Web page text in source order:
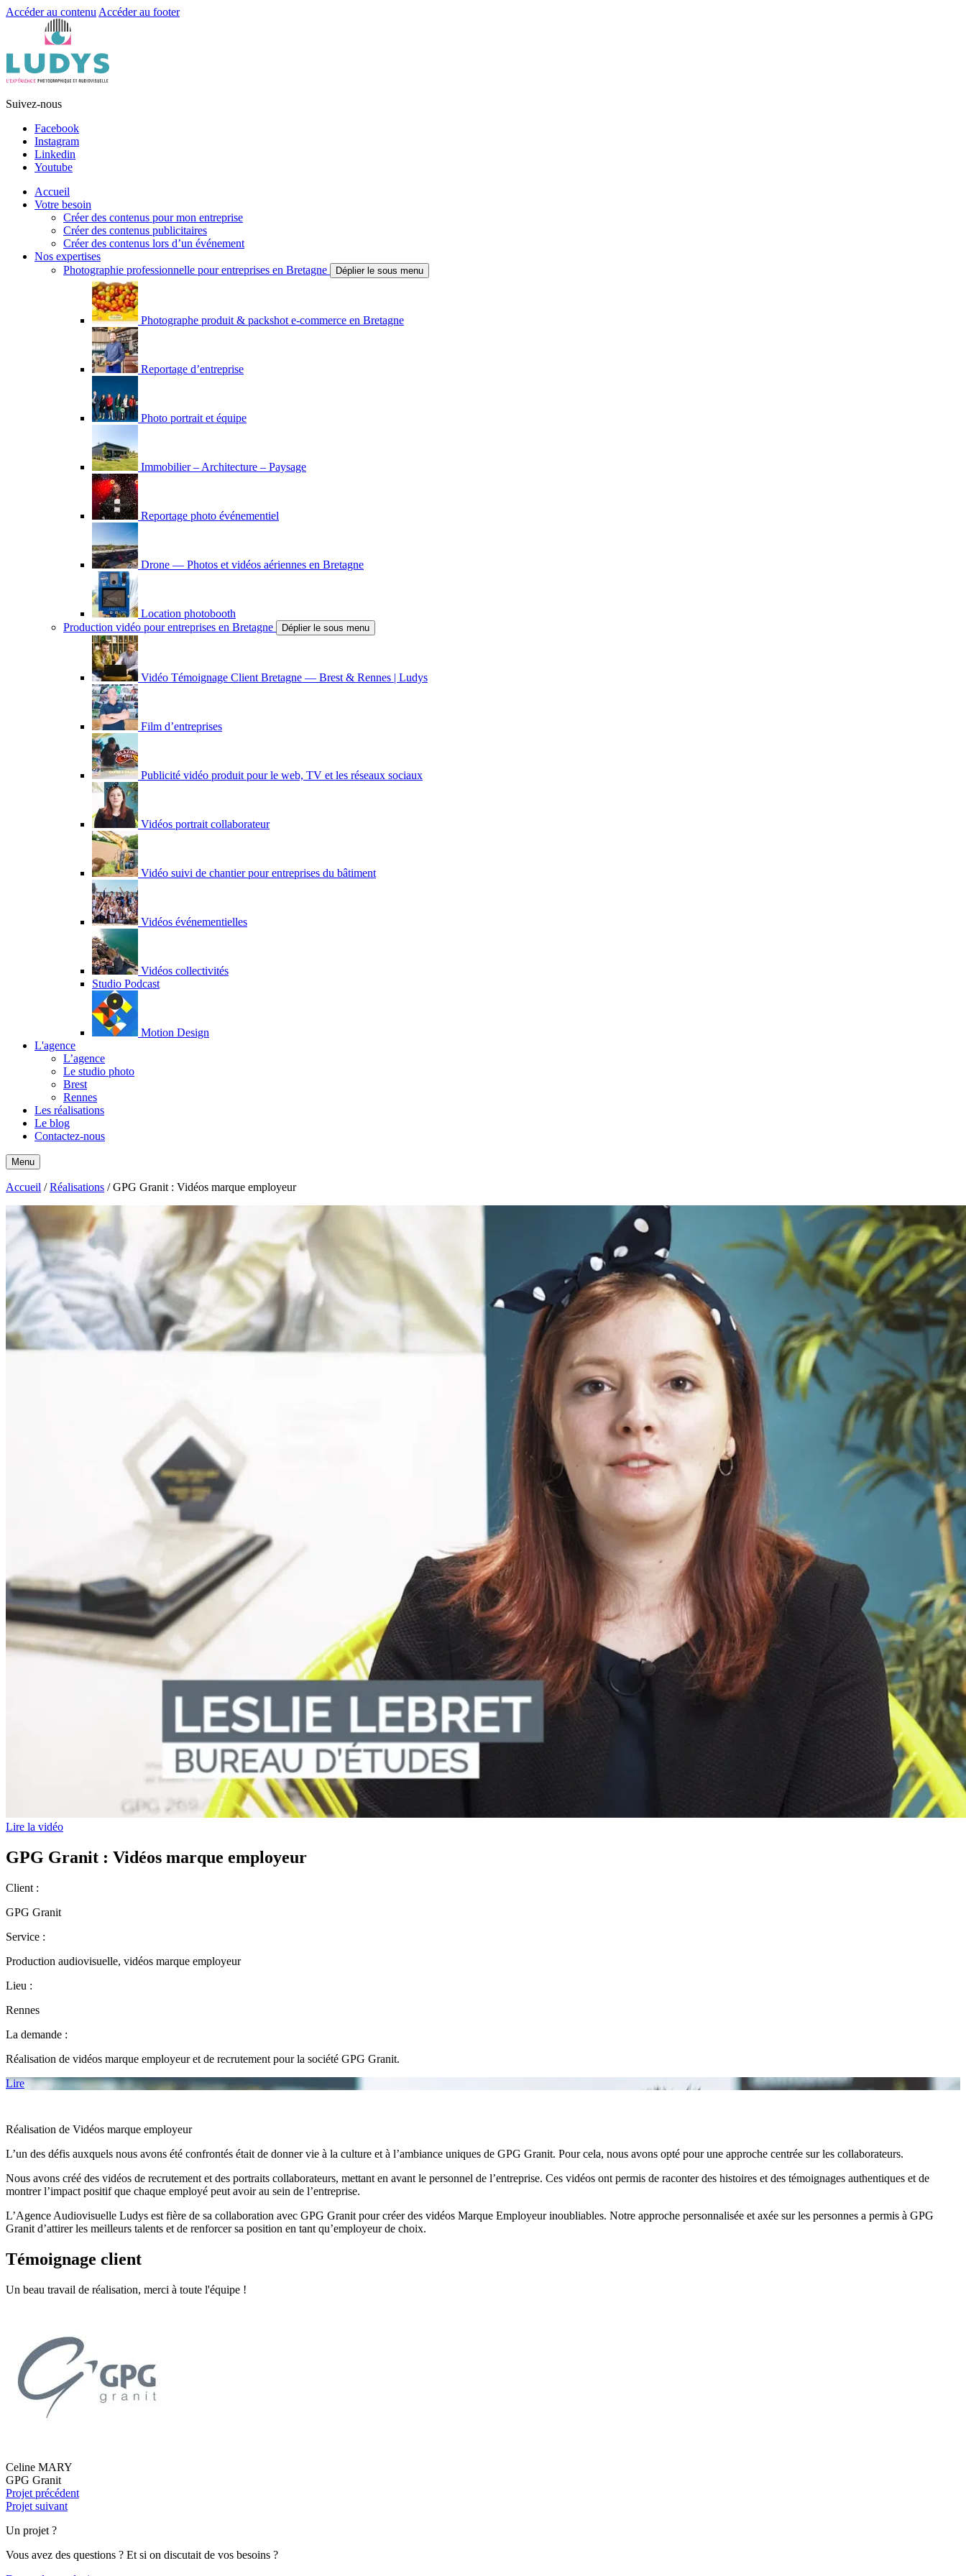
Accéder au contenu Accéder au footer
Suivez-nous
Facebook
Instagram
Linkedin
Youtube
Accueil
Votre besoin
Créer des contenus pour mon entreprise
Créer des contenus publicitaires
Créer des contenus lors d’un événement
Nos expertises
Photographie professionnelle pour entreprises en Bretagne
Déplier le sous menu
Photographe produit & packshot e-commerce en Bretagne
Reportage d’entreprise
Photo portrait et équipe
Immobilier – Architecture – Paysage
Reportage photo événementiel
Drone — Photos et vidéos aériennes en Bretagne
Location photobooth
Production vidéo pour entreprises en Bretagne
Déplier le sous menu
Vidéo Témoignage Client Bretagne — Brest & Rennes | Ludys
Film d’entreprises
Publicité vidéo produit pour le web, TV et les réseaux sociaux
Vidéos portrait collaborateur
Vidéo suivi de chantier pour entreprises du bâtiment
Vidéos événementielles
Vidéos collectivités
Studio Podcast
Motion Design
L'agence
L’agence
Le studio photo
Brest
Rennes
Les réalisations
Le blog
Contactez-nous
Menu
Accueil /Réalisations /GPG Granit : Vidéos marque employeur
Lire la vidéo
GPG Granit : Vidéos marque employeur
Client :
GPG Granit
Service :
Production audiovisuelle, vidéos marque employeur
Lieu :
Rennes
La demande :
Réalisation de vidéos marque employeur et de recrutement pour la société GPG Granit.
Lire
Réalisation de Vidéos marque employeur
L’un des défis auxquels nous avons été confrontés était de donner vie à la culture et à l’ambiance uniques de GPG Granit. Pour cela, nous avons opté pour une approche centrée sur les collaborateurs.
Nous avons créé des vidéos de recrutement et des portraits collaborateurs, mettant en avant le personnel de l’entreprise. Ces vidéos ont permis de raconter des histoires et des témoignages authentiques et de
montrer l’impact positif que chaque employé peut avoir au sein de l’entreprise.
L’Agence Audiovisuelle Ludys est fière de sa collaboration avec GPG Granit pour créer des vidéos Marque Employeur inoubliables. Notre approche personnalisée et axée sur les personnes a permis à GPG
Granit d’attirer les meilleurs talents et de renforcer sa position en tant qu’employeur de choix.
Témoignage client
Un beau travail de réalisation, merci à toute l'équipe !
Celine MARY
GPG Granit
Projet précédent
Projet suivant
Un projet ?
Vous avez des questions ? Et si on discutait de vos besoins ?